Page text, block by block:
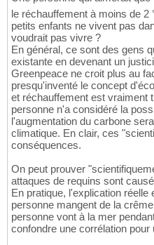
le réchauffement à moins de 2
petits enfants ne vivent pas
voudrait pas vivre ?
En général, ce sont des gens
existante en devenant un
Greenpeace ne croit plus au
presqu'inventé le concept
et réchauffement est vraiment
personne n'a considéré la
l'augmentation du carbone
climatique. En clair, ces
conséquences.
On peut prouver
attaques de requins sont
En pratique, l'explication réelle
personne mangent de la
personne vont à la mer
confondre une corrélation pour